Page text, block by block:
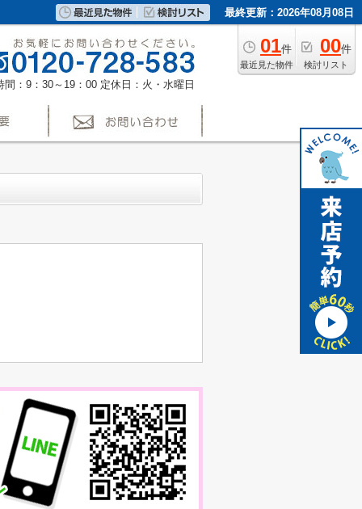
最終更新：2026年08月08日
01件
最近見た物件
00件
検討リスト
間：9：30～19：00 定休日：火・水曜日